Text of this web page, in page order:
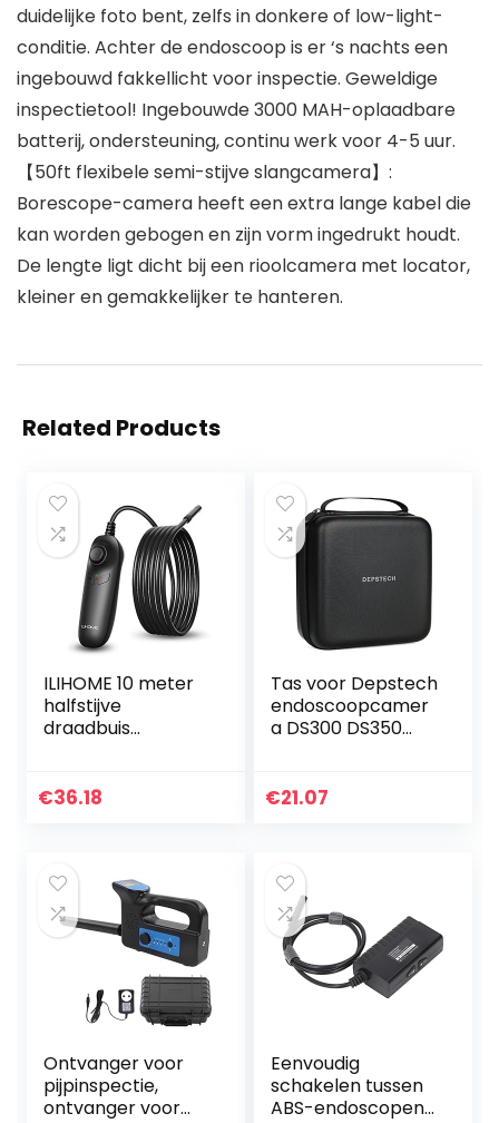
duidelijke foto bent, zelfs in donkere of low-light-
conditie. Achter de endoscoop is er ‘s nachts een
ingebouwd fakkellicht voor inspectie. Geweldige
inspectietool! Ingebouwde 3000 MAH-oplaadbare
batterij, ondersteuning, continu werk voor 4-5 uur.
【50ft flexibele semi-stijve slangcamera】:
Borescope-camera heeft een extra lange kabel die
kan worden gebogen en zijn vorm ingedrukt houdt.
De lengte ligt dicht bij een rioolcamera met locator,
kleiner en gemakkelijker te hanteren.
Related Products
ILIHOME 10 meter
halfstijve
draadbuis
endoscoop
€36.18
Tas voor Depstech
endoscoopcamer
a DS300 DS350
inspectiecamera,
€21.07
Ontvanger voor
pijpinspectie,
ontvanger voor
Eenvoudig
schakelen tussen
ABS-endoscopen